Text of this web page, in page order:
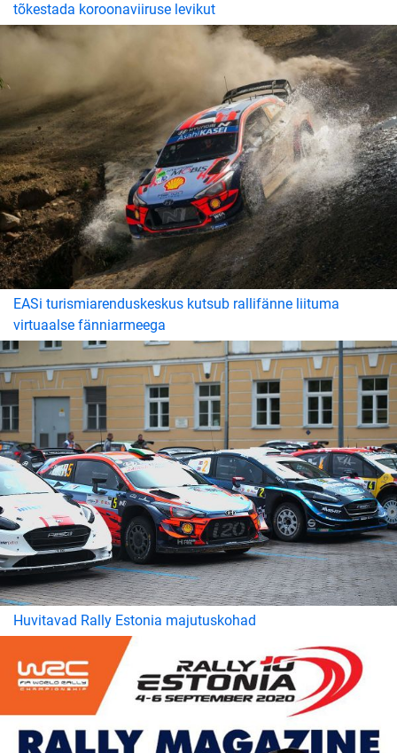
tõkestada koroonaviiruse levikut
EASi turismiarenduskeskus kutsub rallifänne liituma
virtuaalse fänniarmeega
Huvitavad Rally Estonia majutuskohad